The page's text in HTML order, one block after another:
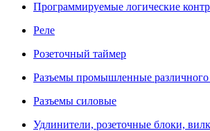
Программируемые логические
Реле
Розеточный таймер
Разъемы промышленные различного
Разъемы силовые
Удлинители, розеточные блоки,